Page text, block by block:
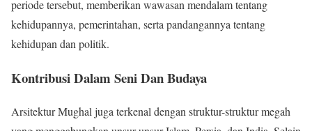
periode tersebut, memberikan wawasan mendalam tentang
kehidupannya, pemerintahan, serta pandangannya tentang
kehidupan dan politik.
Kontribusi Dalam Seni Dan Budaya
Arsitektur Mughal juga terkenal dengan struktur-struktur megah